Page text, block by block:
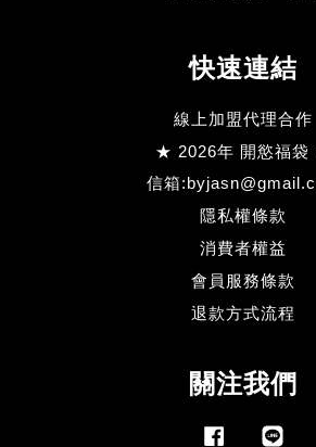
快速連結
線上加盟代理合作
★ 2026年 開慾福
信箱
隱私權條款
消費者權益
會員服務條款
退款方式流程
關注我們
Facebook